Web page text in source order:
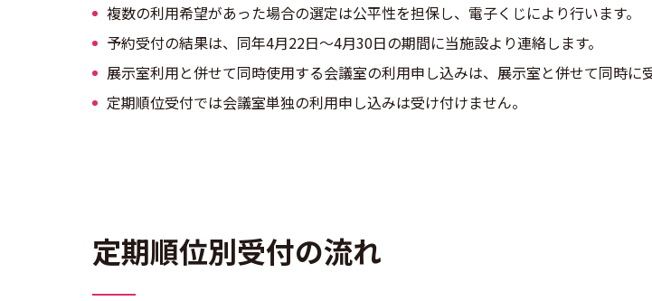
複数の利用希望があった場合の選定は公平性を担保し、電子くじにより行います。
予約受付の結果は、同年4月22日～から
4月30日の期間に当施設より連絡します。
展示室利用と併せて同時使用する会議室の利用申し込みは、展示室と併せて同時に
定期順位受付では会議室単独の利用申し込みは受け付けません。
定期順位別受付の流れ